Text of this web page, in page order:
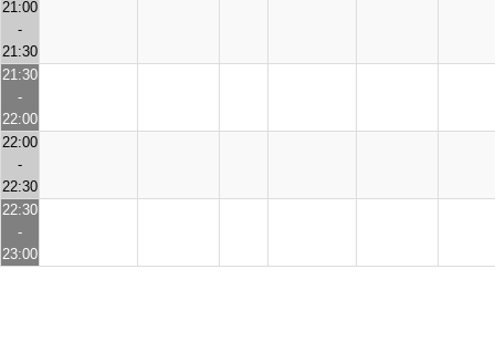
21:00
-
21:30
21:30
-
22:00
22:00
-
22:30
22:30
-
23:00